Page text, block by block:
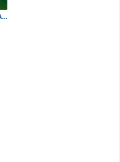
Masha e o Urso: Tabuada de Adição e Subtração